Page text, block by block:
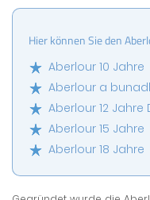
Hier können Sie den
Aberlour 10 Jahre
Aberlour a
Aberlour 12 Jahre
Aberlour 15 Jahre
Aberlour 18 Jahre